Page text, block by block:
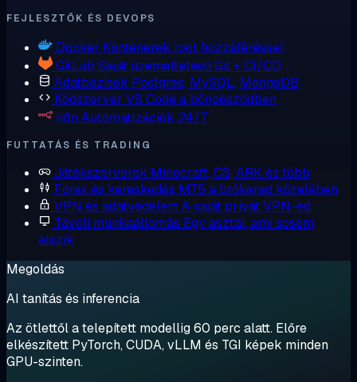
FEJLESZTŐK ÉS DEVOPS
Docker Konténerek root hozzáféréssel
GitLab Saját üzemeltetésű Git + CI/CD
Adatbázisok Postgres, MySQL, MongoDB
Kódszerver VS Code a böngésződben
n8n Automatizációk 24/7
FUTTATÁS ÉS TRADING
Játékszerverek Minecraft, CS, ARK és több
Forex és kereskedés MT5 a brókered közelében
VPN és adatvédelem A saját privát VPN-ed
Távoli munkaállomás Egy asztal, ami sosem
alszik
Megoldás
AI tanítás és inferencia
Az ötlettől a telepített modellig 60 perc alatt. Előre
elkészített PyTorch, CUDA, vLLM és TGI képek minden
GPU-szinten.